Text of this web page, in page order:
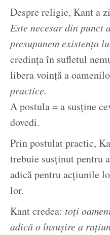
Despre religie, Kant a
Este necesar din punct
presupunem existența
credința în sufletul
libera voință a
practice.
A postula = a susține
dovedi.
Prin postulat practic,
trebuie susținut pentru
adică pentru acțiunile
lor.
Kant credea: toți
adică o însușire a